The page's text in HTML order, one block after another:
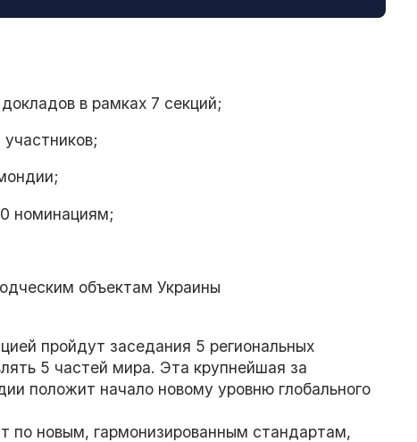
в рамках 7 секций;
номинациям;
объектам Украины
пройдут заседания 5 региональных
5 частей мира. Эта крупнейшая за
положит начало новому уровню глобального
новым, гармонизированным стандартам,